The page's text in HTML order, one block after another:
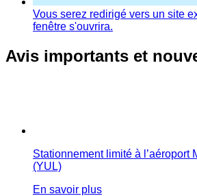
Vous serez redirigé vers un site
fenêtre s'ouvrira.
Avis importants et
Stationnement limité à l’aéroport
(YUL)
En savoir plus